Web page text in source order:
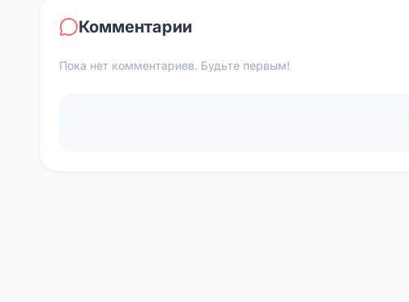
Комментарии
Пока нет комментариев. Будьте первым!